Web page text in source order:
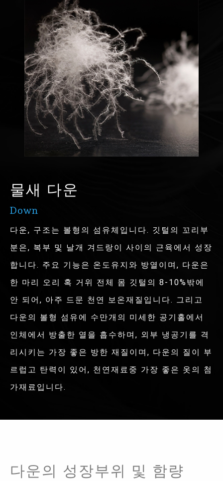
물새 다운
Down
다운, 구조는 볼형의 섬유체입니다. 깃털의 꼬리부
분은, 복부 및 날개 겨드랑이 사이의 근육에서 성장
합니다. 주요 기능은 온도유지와 방열이며, 다운은
한 마리 오리 혹 거위 전체 몸 깃털의 8-10%밖에
안 되어, 아주 드문 천연 보온재질입니다. 그리고
다운의 볼형 섬유에 수만개의 미세한 공기홀에서
인체에서 방출한 열을 흡수하며, 외부 냉공기를 격
리시키는 가장 좋은 방한 재질이며, 다운의 질이 부
르럽고 탄력이 있어, 천연재료중 가장 좋은 옷의 첨
가재료입니다.
다운의 성장부위 및 함량